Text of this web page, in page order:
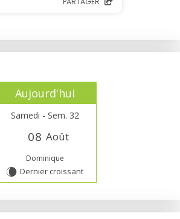
Aujourd'hui
Samedi - Sem. 32
08 Août
Dominique
W Dernier croissant